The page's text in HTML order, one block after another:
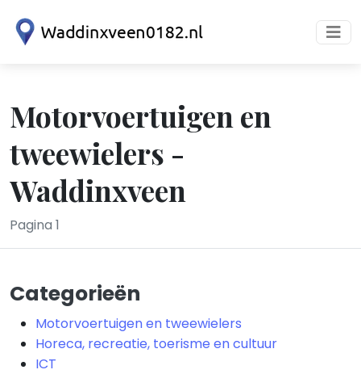
Motorvoertuigen en
tweewielers -
Waddinxveen
Pagina 1
Categorieën
Motorvoertuigen en tweewielers
Horeca, recreatie, toerisme en cultuur
ICT